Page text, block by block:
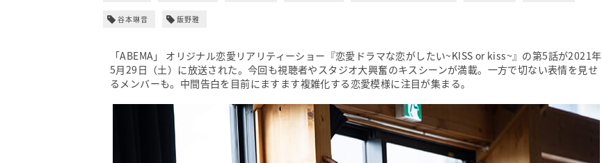
谷本琳音 飯野雅
「ABEMA」 オリジナル恋愛リアリティーショー『恋愛ドラマな恋がしたい~KISS or kiss~』の第5話が2021年
5月29日（土）に放送された。今回も視聴者やスタジオ大興奮のキスシーンが満載。一方で切ない表情を見せ
るメンバーも。中間告白を目前にますます複雑化する恋愛模様に注目が集まる。